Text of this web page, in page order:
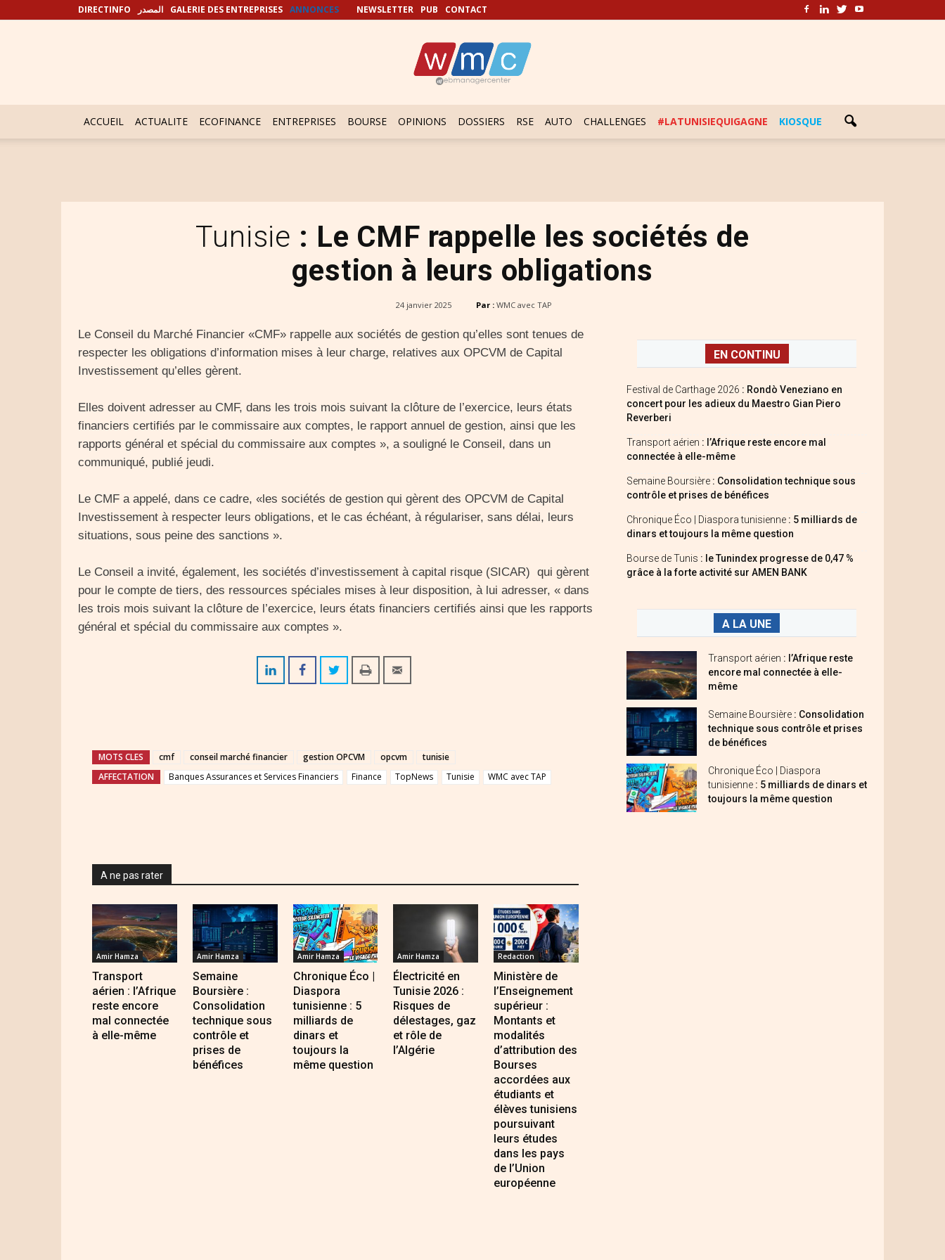
DIRECTINFO المصدر GALERIE DES ENTREPRISES ANNONCES NEWSLETTER PUB CONTACT
ACCUEIL ACTUALITE ECOFINANCE ENTREPRISES BOURSE OPINIONS DOSSIERS RSE AUTO CHALLENGES #LATUNISIEQUIGAGNE KIOSQUE
Tunisie : Le CMF rappelle les sociétés de
gestion à leurs obligations
24 janvier 2025 Par : WMC avec TAP
Le Conseil du Marché Financier «CMF» rappelle aux sociétés de gestion qu’elles sont tenues de
respecter les obligations d’information mises à leur charge, relatives aux OPCVM de Capital
Investissement qu’elles gèrent.
Elles doivent adresser au CMF, dans les trois mois suivant la clôture de l’exercice, leurs états
financiers certifiés par le commissaire aux comptes, le rapport annuel de gestion, ainsi que les
rapports général et spécial du commissaire aux comptes », a souligné le Conseil, dans un
communiqué, publié jeudi.
Le CMF a appelé, dans ce cadre, «les sociétés de gestion qui gèrent des OPCVM de Capital
Investissement à respecter leurs obligations, et le cas échéant, à régulariser, sans délai, leurs
situations, sous peine des sanctions ».
Le Conseil a invité, également, les sociétés d’investissement à capital risque (SICAR) qui gèrent
pour le compte de tiers, des ressources spéciales mises à leur disposition, à lui adresser, « dans
les trois mois suivant la clôture de l’exercice, leurs états financiers certifiés ainsi que les rapports
général et spécial du commissaire aux comptes ».
MOTS CLES cmf conseil marché financier gestion OPCVM opcvm
tunisie
AFFECTATION
Banques Assurances et Services Financiers Finance TopNews Tunisie WMC avec TAP
A ne pas rater
Amir Hamza
Transport
aérien : l’Afrique
reste encore
mal connectée
à elle-même
Amir Hamza
Semaine
Boursière :
Consolidation
technique sous
contrôle et
prises de
bénéfices
Amir Hamza
Chronique Éco |
Diaspora
tunisienne : 5
milliards de
dinars et
toujours la
même question
Amir Hamza
Électricité en
Tunisie 2026 :
Risques de
délestages, gaz
et rôle de
l’Algérie
Redaction
Ministère de
l’Enseignement
supérieur :
Montants et
modalités
d’attribution des
Bourses
accordées aux
étudiants et
élèves tunisiens
poursuivant
leurs études
dans les pays
de l’Union
européenne
EN CONTINU
Festival de Carthage 2026 : Rondò Veneziano en
concert pour les adieux du Maestro Gian Piero
Reverberi
Transport aérien : l’Afrique reste encore mal
connectée à elle-même
Semaine Boursière : Consolidation technique sous
contrôle et prises de bénéfices
Chronique Éco | Diaspora tunisienne : 5 milliards de
dinars et toujours la même question
Bourse de Tunis : le Tunindex progresse de 0,47 %
grâce à la forte activité sur AMEN BANK
A LA UNE
Transport aérien : l’Afrique reste
encore mal connectée à elle-
même
Semaine Boursière : Consolidation
technique sous contrôle et prises
de bénéfices
Chronique Éco | Diaspora
tunisienne : 5 milliards de dinars et
toujours la même question